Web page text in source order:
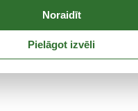
Noraidīt
Pielāgot izvēli